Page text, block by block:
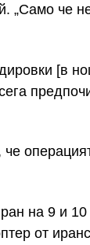
„Само че
[в
на 9 и
от